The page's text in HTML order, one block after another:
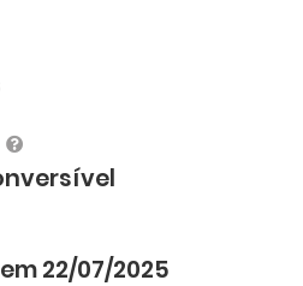
22/07/2025